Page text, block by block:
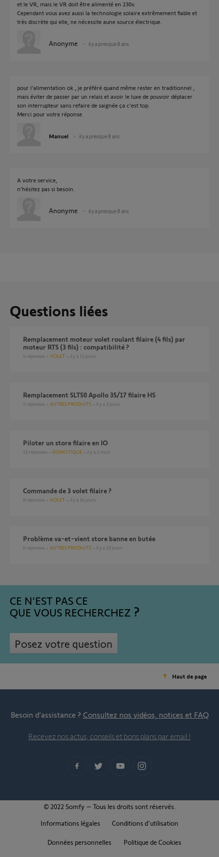
et le VR, mais le VR doit être alimenté en 230v.
Cependant vous avez aussi la technologie solaire extrêmement fiable et
très discrète qui elle, ne nécessite aune source électrique.
Anonyme il y a presque 8 ans
pour l'alimentation ok , je préféré quand même rester en traditionnel ,
mais éviter de passer par un relais et avoir le luxe de pouvoir déplacer
son interrupteur sans refaire de saignée ça c'est top.
Merci pour votre réponse
Manuel il y a presque 8 ans
A votre service,
n'hésitez pas si besoin.
Anonyme il y a presque 8 ans
Questions liées
Remplacement moteur volet roulant filaire (4 fils) par
moteur RTS (3 fils) : compatibilité ?
4 réponses VOLET il y a 13 jours
Remplacement SLT50 Apollo 35/17 filaire HS
5 réponses AUTRES PRODUITS il y a 2 jours
Piloter un store filaire en IO
13 réponses DOMOTIQUE il y a 2 mois
Commande de 3 volet filaire ?
8 réponses VOLET il y a 24 jours
Problème va-et-vient store banne en butée
6 réponses AUTRES PRODUITS il y a 10 jours
CE N'EST PAS CE
QUE VOUS RECHERCHEZ
Posez votre question
Haut de page
Besoin d’assistance ? Consultez nos vidéos, notices et FAQ
Recevez nos actus, conseils et bons plans par email !
© 2022 Somfy – Tous les droits sont réservés.
Informations légales
Conditions d'utilisation
Données personnelles Politique de Cookies